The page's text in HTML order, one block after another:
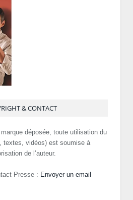
& CONTACT
déposée, toute utilisation du
textes, vidéos) est soumise à
de l’auteur.
Presse : Envoyer un email